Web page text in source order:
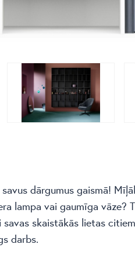
dārgumus gaismā!
lampa vai gaumīga vāze?
skaistākās lietas
darbs.